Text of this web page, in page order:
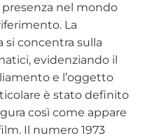
nel mondo
La
si concentra sulla
evidenziando il
e l’oggetto
è stato definito
così come appare
Il numero 1973